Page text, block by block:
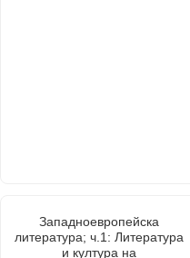
Западноевропейска
литература; ч.1: Литература
и култура на